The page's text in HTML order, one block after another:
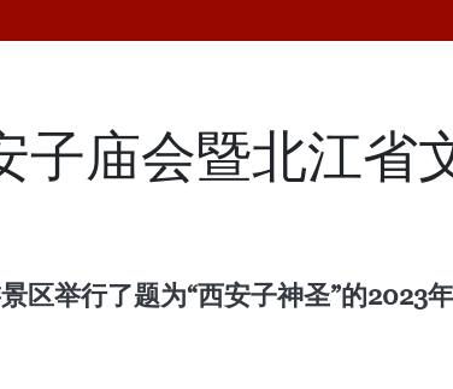
庙会暨北江省
区举行了题为“西安子神圣”的2023